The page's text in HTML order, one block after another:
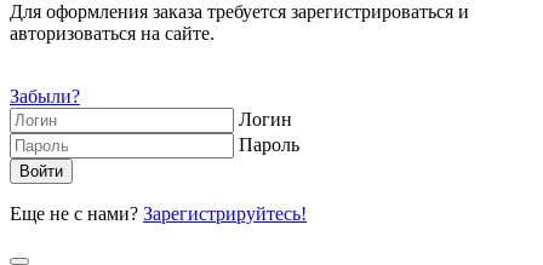
Для оформления заказа требуется зарегистрироваться и
авторизоваться на сайте.
Забыли?
Логин
Пароль
Еще не с нами? Зарегистрируйтесь!